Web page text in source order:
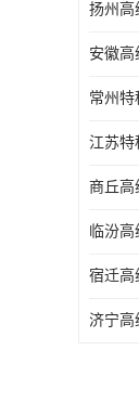
安徽高
江苏特